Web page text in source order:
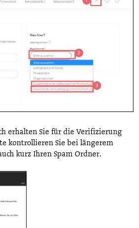
erhalten Sie für die Verifizierung
kontrollieren Sie bei längerem
kurz Ihren Spam Ordner.